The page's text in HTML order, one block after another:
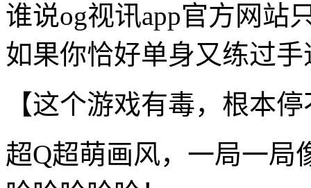
谁说og视讯app官方网站
如果你恰好单身又练过
【这个游戏有毒，根本
超Q超萌画风，一局一局